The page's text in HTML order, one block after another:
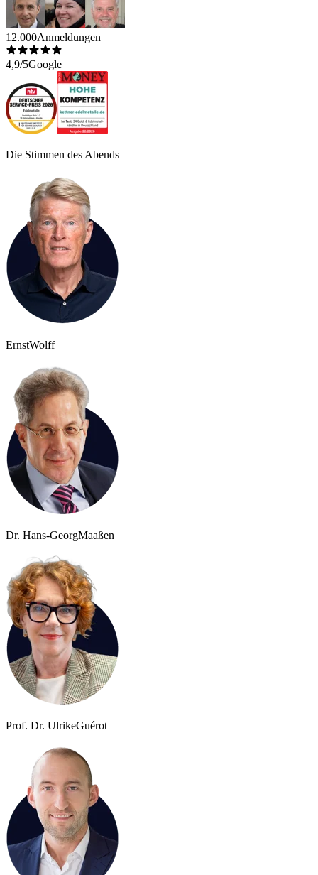
12.000Anmeldungen
4,9/5Google
Die Stimmen des Abends
ErnstWolff
Dr. Hans-GeorgMaaßen
Prof. Dr. UlrikeGuérot